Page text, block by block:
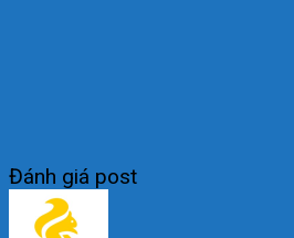
Đánh giá post